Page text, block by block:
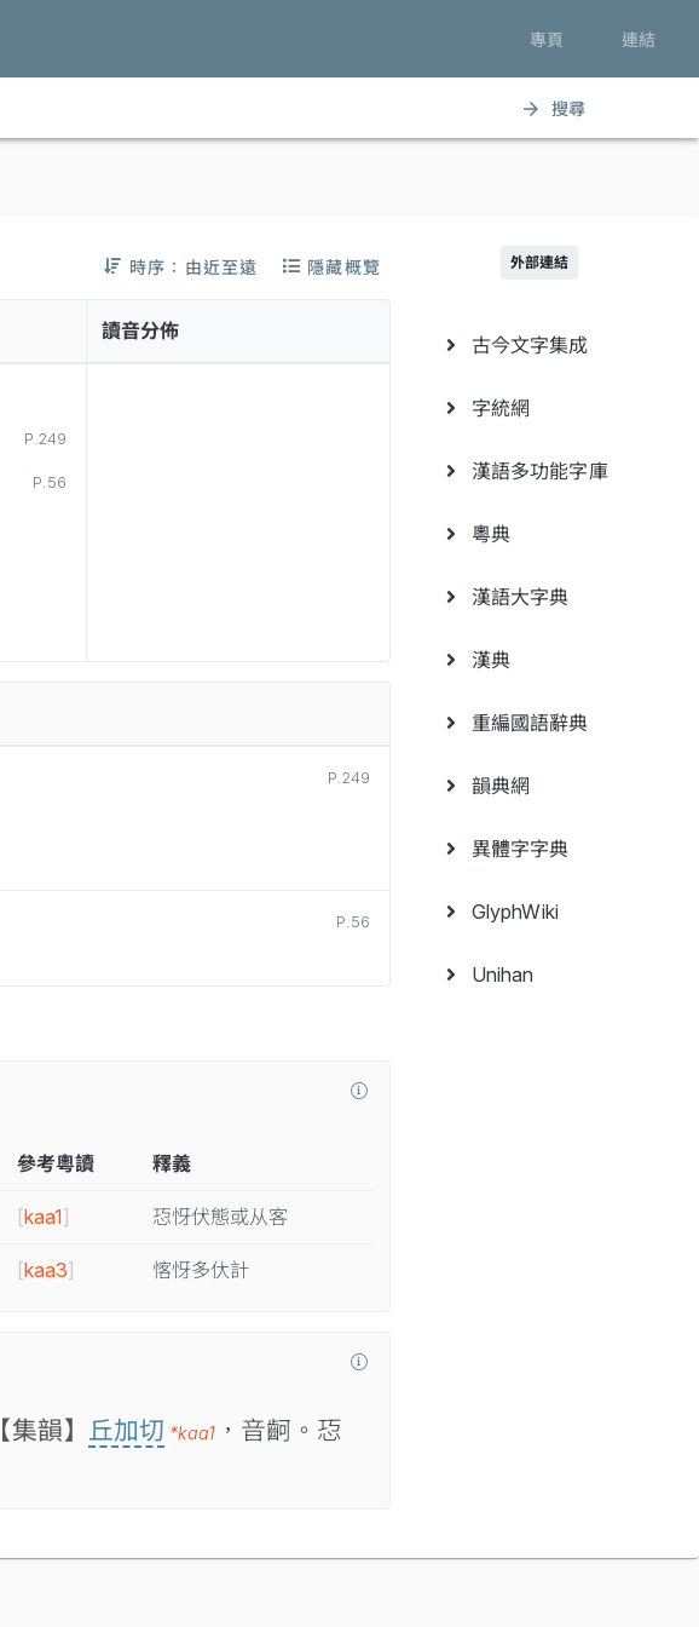
專頁 連結
arrow_forward 搜尋
時序：由近至遠 隱藏概覽
P.249
P.56
讀音分佈
P.249
P.56
參考粵讀 釋義
[kaa1] 㤍㤉伏態或从客
[kaa3] 愘㤉多㐲計
【集韻】 丘加切 *kaa1 ，音䶗。㤍
外部連結
古今文字集成
字統網
漢語多功能字庫
粵典
漢語大字典
漢典
重編國語辭典
韻典網
異體字字典
GlyphWiki
Unihan